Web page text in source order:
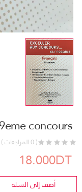
concours
( 0 المراجعات )
18.000DT
أضف إلى السلة